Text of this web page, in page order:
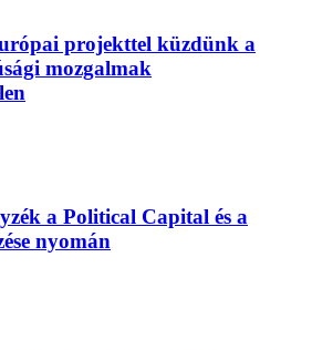
projekttel küzdünk a
mozgalmak
a Political Capital és a
nyomán